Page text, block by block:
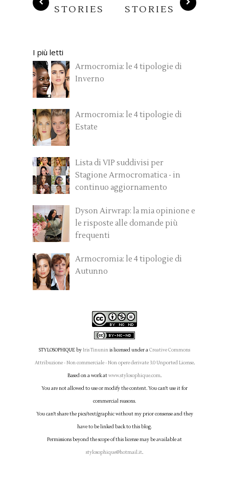
STORIES STORIES
I più letti
Armocromia: le 4 tipologie di
Inverno
Armocromia: le 4 tipologie di
Estate
Lista di VIP suddivisi per
Stagione Armocromatica - in
continuo aggiornamento
Dyson Airwrap: la mia opinione e
le risposte alle domande più
frequenti
Armocromia: le 4 tipologie di
Autunno
STYLOSOPHIQUE byIris Tinuninis licensed under aCreative Commons
Attribuzione - Non commerciale - Non opere derivate 3.0 Unported License.
Based on a work atwww.stylosophique.com.
You are not allowed to use or modify the content. You can't use it for
commercial reasons.
You can't share the pics/text/graphic without my prior consense and they
have to be linked back to this blog.
Permissions beyond the scope of this license may be available at
stylosophique@hotmail.it.